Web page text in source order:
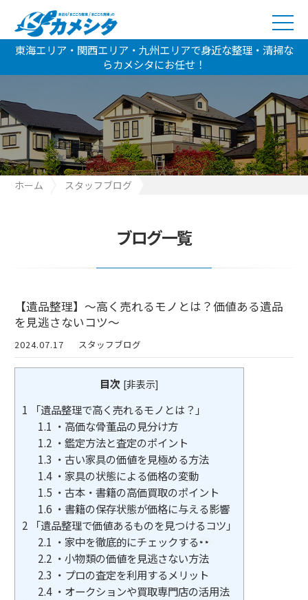
東海エリア・関西エリア・九州エリアで身近な整理・清掃な
らカメシタにお任せ！
ホーム
スタッフブログ
ブログ一覧
【遺品整理】～高く売れるモノとは？価値ある遺品
を見逃さないコツ～
2024.07.17 スタッフブログ
目次 [非表示]
1 「遺品整理で高く売れるモノとは？」
1.1 ・高価な骨董品の見分け方
1.2 ・鑑定方法と査定のポイント
1.3 ・古い家具の価値を見極める方法
1.4 ・家具の状態による価格の変動
1.5 ・古本・書籍の高価買取のポイント
1.6 ・書籍の保存状態が価格に与える影響
2 「遺品整理で価値あるものを見つけるコツ」
2.1 ・家中を徹底的にチェックする
2.2 ・小物類の価値を見逃さない方法
2.3 ・プロの査定を利用するメリット
2.4 ・オークションや買取専門店の活用法